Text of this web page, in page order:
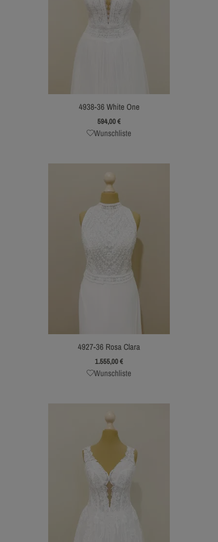
4938-36 White One
594,00€
Wunschliste
4927-36 Rosa Clara
1.555,00€
Wunschliste